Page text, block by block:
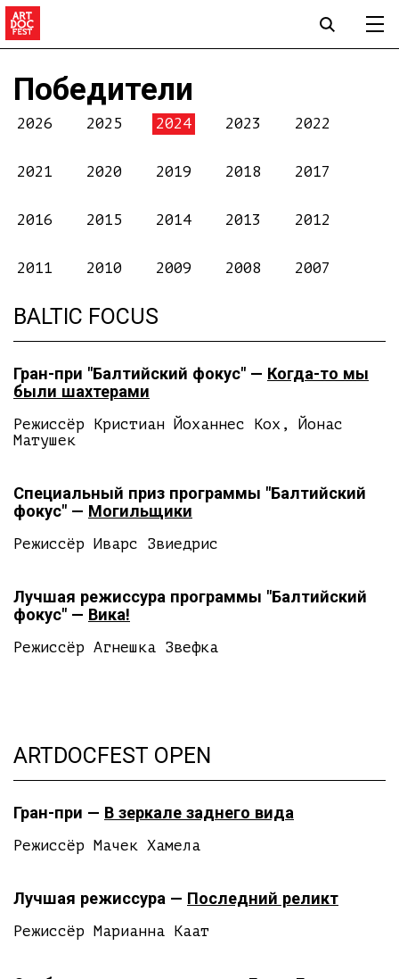
Победители
2026 2025 2024 2023 2022
2021 2020 2019 2018 2017
2016 2015 2014 2013 2012
2011 2010 2009 2008 2007
BALTIC FOCUS
Гран-при "Балтийский фокус" — Когда-то мы
были шахтерами
Режиссёр Кристиан Йоханнес Кох, Йонас
Матушек
Специальный приз программы "Балтийский
фокус" — Могильщики
Режиссёр Иварс Звиедрис
Лучшая режиссура программы "Балтийский
фокус" — Вика!
Режиссёр Агнешка Звефка
ARTDOCFEST OPEN
Гран-при — В зеркале заднего вида
Режиссёр Мачек Хамела
Лучшая режиссура — Последний реликт
Режиссёр Марианна Каат